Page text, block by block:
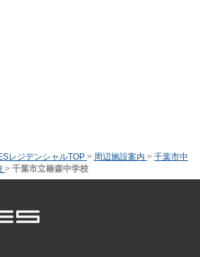
レジデンシャルTOP > 周辺施設案内 > 千葉市中
> 千葉市立椿森中学校